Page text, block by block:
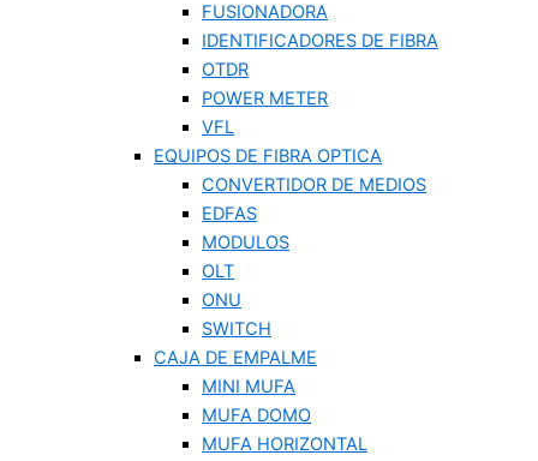
FUSIONADORA
IDENTIFICADORES DE FIBRA
OTDR
POWER METER
VFL
EQUIPOS DE FIBRA OPTICA
CONVERTIDOR DE MEDIOS
EDFAS
MODULOS
OLT
ONU
SWITCH
CAJA DE EMPALME
MINI MUFA
MUFA DOMO
MUFA HORIZONTAL